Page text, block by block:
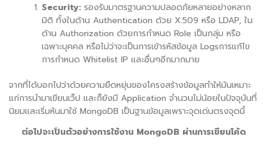
Security: รองรับมาตรฐานความปลอดภัยหลายอย่างหลาก
มิติ ทั้งในด้าน Authentication ด้วย X.509 หรือ LDAP,ใน
ด้าน Authorization ด้วยการกำหนด Role เป็นกลุ่ม หรือ
เฉพาะบุคคล หรือไม่ว่าจะเป็นการเข้ารหัสข้อมูล Logsการแก้ไข
การกำหนด Whitelist IP และอื่นๆอีกมากมาย
จากที่ได้บอกไปว่าด้วยความยืดหยุ่นของโครงสร้างข้อมูลทำให้มันเหมาะ
แก่การนำมาเขียนเว็ป และก็ยังมี Application จำนวนไม่น้อยในปัจจุบันที่
นิยมและเริ่มหันมาใช้ MongoDB เป็นฐานข้อมูลเพราะจุดเด่นตรงจุดนี้
ต่อไปจะเป็นตัวอย่างการใช้งานMongoDB ผ่านการเขียนโค้ด